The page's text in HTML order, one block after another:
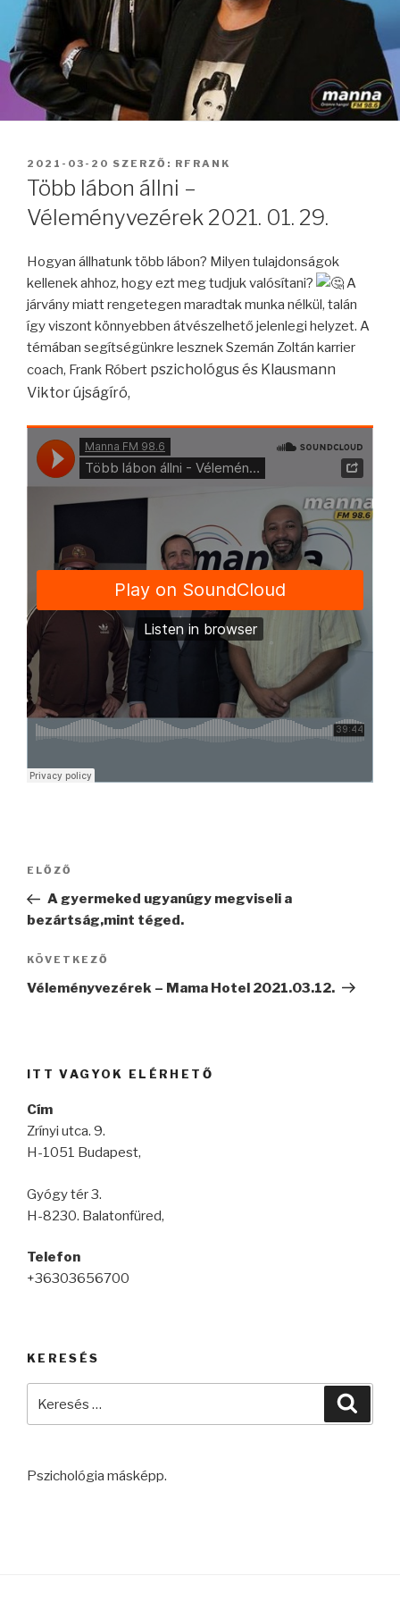
BEKÜLDVE:
2021-03-20 SZERZŐ: RFRANK
Több lábon állni –
Véleményvezérek 2021. 01. 29.
Hogyan állhatunk több lábon? Milyen tulajdonságok
kellenek ahhoz, hogy ezt meg tudjuk valósítani?
A
járvány miatt rengetegen maradtak munka nélkül, talán
így viszont könnyebben átvészelhető jelenlegi helyzet. A
témában segítségünkre lesznek Szemán Zoltán karrier
coach, Frank Róbert pszichológus és Klausmann
Viktor újságíró,
Bejegyzés
Korábbi
bejegyzés
ELŐZŐ
A gyermeked ugyanúgy megviseli a
bezártság,mint téged.
Következő
bejegyzés
KÖVETKEZŐ
Véleményvezérek – Mama Hotel 2021.03.12.
ITT VAGYOK ELÉRHETŐ
Cím
Zrínyi utca. 9.
H-1051 Budapest,
Gyógy tér 3.
H-8230. Balatonfüred,
Telefon
+36303656700
KERESÉS
Pszichológia másképp.